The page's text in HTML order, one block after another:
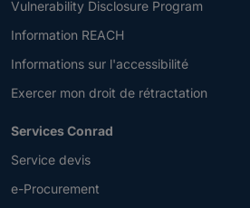
Vulnerability Disclosure Program
Information REACH
Informations sur l'accessibilité
Exercer mon droit de rétractation
Services Conrad
Service devis
e-Procurement